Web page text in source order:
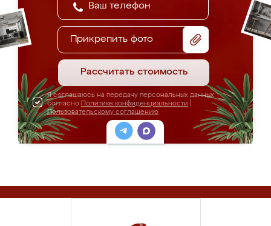
Прикрепить фото
Рассчитать стоимость
Я соглашаюсь на передачу персональных данных
согласно Политике конфиденциальности
Пользовательскому соглашению